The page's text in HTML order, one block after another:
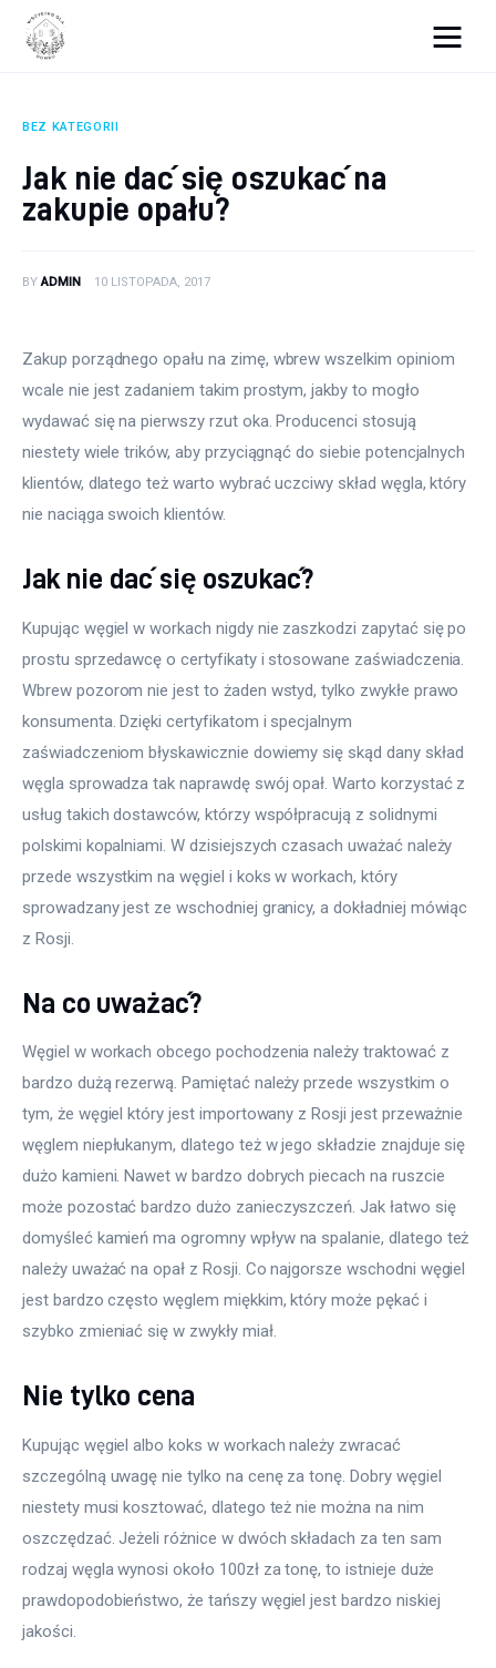
Remont
BEZ KATEGORII
Jak nie dać się oszukać na
zakupie opału?
BY ADMIN 10 LISTOPADA, 2017
Zakup porządnego opału na zimę, wbrew wszelkim opiniom
wcale nie jest zadaniem takim prostym, jakby to mogło
wydawać się na pierwszy rzut oka. Producenci stosują
niestety wiele trików, aby przyciągnąć do siebie potencjalnych
klientów, dlatego też warto wybrać uczciwy skład węgla, który
nie naciąga swoich klientów.
Jak nie dać się oszukać?
Kupując węgiel w workach nigdy nie zaszkodzi zapytać się po
prostu sprzedawcę o certyfikaty i stosowane zaświadczenia.
Wbrew pozorom nie jest to żaden wstyd, tylko zwykłe prawo
konsumenta. Dzięki certyfikatom i specjalnym
zaświadczeniom błyskawicznie dowiemy się skąd dany skład
węgla sprowadza tak naprawdę swój opał. Warto korzystać z
usług takich dostawców, którzy współpracują z solidnymi
polskimi kopalniami. W dzisiejszych czasach uważać należy
przede wszystkim na węgiel i koks w workach, który
sprowadzany jest ze wschodniej granicy, a dokładniej mówiąc
z Rosji.
Na co uważać?
Węgiel w workach obcego pochodzenia należy traktować z
bardzo dużą rezerwą. Pamiętać należy przede wszystkim o
tym, że węgiel który jest importowany z Rosji jest przeważnie
węglem niepłukanym, dlatego też w jego składzie znajduje się
dużo kamieni. Nawet w bardzo dobrych piecach na ruszcie
może pozostać bardzo dużo zanieczyszczeń. Jak łatwo się
domyśleć kamień ma ogromny wpływ na spalanie, dlatego też
należy uważać na opał z Rosji. Co najgorsze wschodni węgiel
jest bardzo często węglem miękkim, który może pękać i
szybko zmieniać się w zwykły miał.
Nie tylko cena
Kupując węgiel albo koks w workach należy zwracać
szczególną uwagę nie tylko na cenę za tonę. Dobry węgiel
niestety musi kosztować, dlatego też nie można na nim
oszczędzać. Jeżeli różnice w dwóch składach za ten sam
rodzaj węgla wynosi około 100zł za tonę, to istnieje duże
prawdopodobieństwo, że tańszy węgiel jest bardzo niskiej
jakości.